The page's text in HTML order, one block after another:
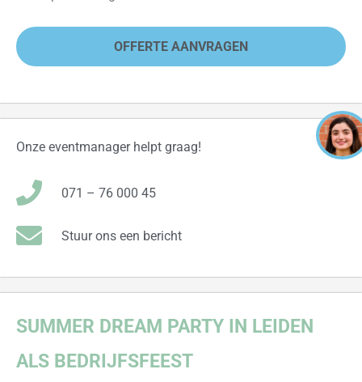
OFFERTE AANVRAGEN
Onze eventmanager helpt graag!
071 – 76 000 45
Stuur ons een bericht
SUMMER DREAM PARTY IN LEIDEN
ALS BEDRIJFSFEEST